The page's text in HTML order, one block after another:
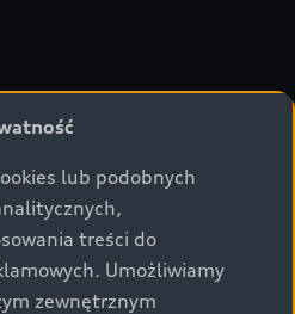
lub podobnych
treści do
Umożliwiamy
zewnętrznym